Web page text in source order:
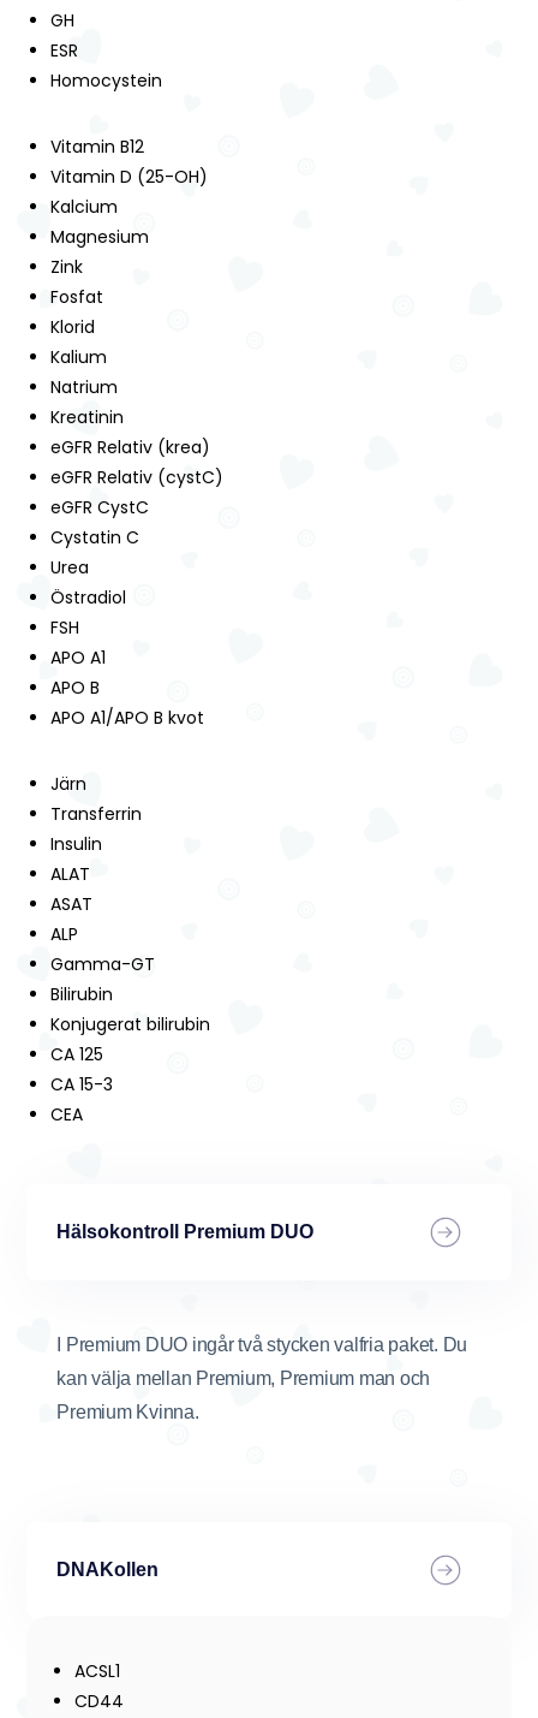
GH
ESR
Homocystein
Vitamin B12
Vitamin D (25-OH)
Kalcium
Magnesium
Zink
Fosfat
Klorid
Kalium
Natrium
Kreatinin
eGFR Relativ (krea)
eGFR Relativ (cystC)
eGFR CystC
Cystatin C
Urea
Östradiol
FSH
APO A1
APO B
APO A1/APO B kvot
Järn
Transferrin
Insulin
ALAT
ASAT
ALP
Gamma-GT
Bilirubin
Konjugerat bilirubin
CA 125
CA 15-3
CEA
Hälsokontroll Premium DUO
I Premium DUO ingår två stycken valfria paket. Du
kan välja mellan Premium, Premium man och
Premium Kvinna.
DNAKollen
ACSL1
CD44